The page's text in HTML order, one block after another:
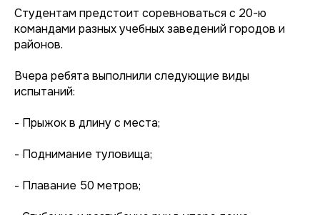
Студентам предстоит соревноваться с 20-ю
командами разных учебных заведений городов и
районов.
Вчера ребята выполнили следующие виды
испытаний:
- Прыжок в длину с места;
- Поднимание туловища;
- Плавание 50 метров;